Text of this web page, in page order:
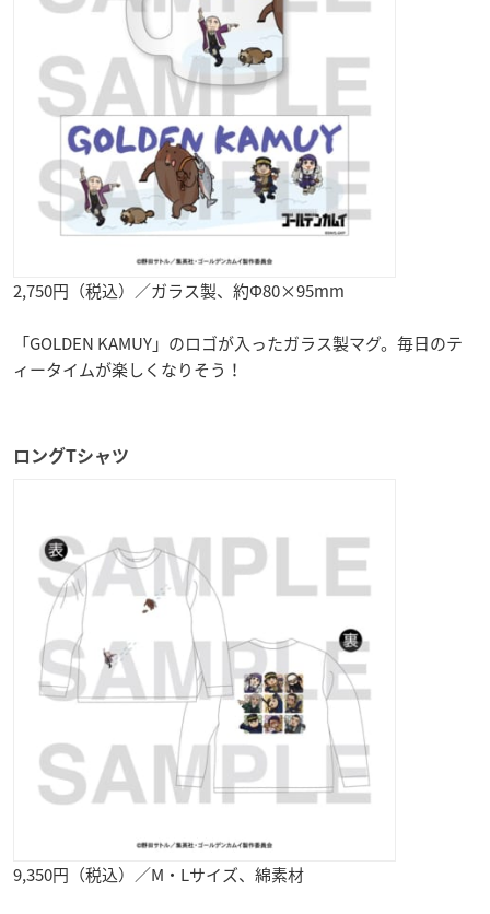
2,750円（税込）／ガラス製、約Φ80×95mm
「GOLDEN KAMUY」のロゴが入ったガラス製マグ。毎日のテ
ィータイムが楽しくなりそう！
ロングTシャツ
9,350円（税込）／M・Lサイズ、綿素材